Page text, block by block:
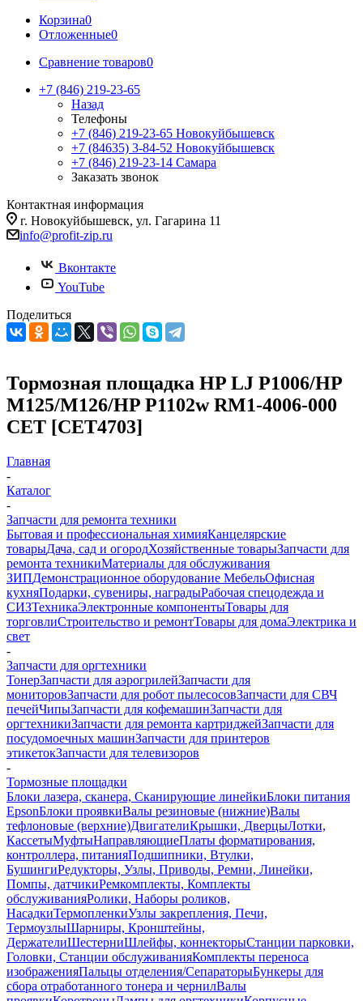
Корзина0
Отложенные0
Сравнение товаров0
+7 (846) 219-23-65
Назад
Телефоны
+7 (846) 219-23-65 Новокуйбышевск
+7 (84635) 3-84-52 Новокуйбышевск
+7 (846) 219-23-14 Самара
Заказать звонок
Контактная информация
г. Новокуйбышевск, ул. Гагарина 11
info@profit-zip.ru
Вконтакте
YouTube
Поделиться
Тормозная площадка HP LJ P1006/HP
M125/M126/HP P1102w RM1-4006-000
CET [CET4703]
Главная
-
Каталог
-
Запчасти для ремонта техники
Бытовая и профессиональная химияКанцелярские
товарыДача, сад и огородХозяйственные товарыЗапчасти для
ремонта техникиМатериалы для обслуживания
ЗИПДемонстрационное оборудование МебельОфисная
кухняПодарки, сувениры, наградыРабочая спецодежда и
СИЗТехникаЭлектронные компонентыТовары для
торговлиСтроительство и ремонтТовары для домаЭлектрика и
свет
-
Запчасти для оргтехники
ТонерЗапчасти для аэрогрилейЗапчасти для
мониторовЗапчасти для робот пылесосовЗапчасти для СВЧ
печейЧипыЗапчасти для кофемашинЗапчасти для
оргтехникиЗапчасти для ремонта картриджейЗапчасти для
посудомоечных машинЗапчасти для принтеров
этикетокЗапчасти для телевизоров
-
Тормозные площадки
Блоки лазера, сканера, Сканирующие линейкиБлоки питания
EpsonБлоки проявкиВалы резиновые (нижние)Валы
тефлоновые (верхние)ДвигателиКрышки, ДверцыЛотки,
КассетыМуфтыНаправляющиеПлаты форматирования,
контроллера, питанияПодшипники, Втулки,
БушингиРедукторы, Узлы, Приводы, Ремни, Линейки,
Помпы, датчикиРемкомплекты, Комплекты
обслуживанияРолики, Наборы роликов,
НасадкиТермопленкиУзлы закрепления, Печи,
ТермоузлыШарниры, Кронштейны,
ДержателиШестерниШлейфы, коннекторыСтанции парковки,
Головки, Станции обслуживанияКомплекты переноса
изображенияПальцы отделения/СепараторыБункеры для
сбора отработанного тонера и чернилВалы